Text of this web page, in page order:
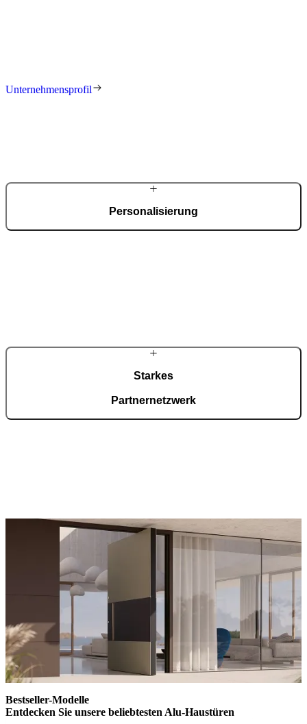
Unternehmensprofil
Personalisierung
Starkes
Partnernetzwerk
Bestseller-Modelle
Entdecken Sie unsere beliebtesten Alu-Haustüren